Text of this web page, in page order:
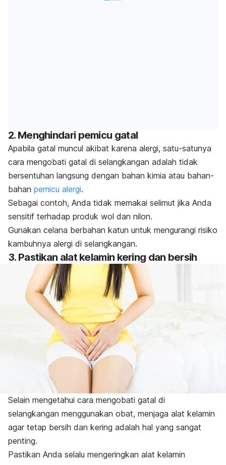
2. Menghindari pemicu gatal
Apabila gatal muncul akibat karena alergi, satu-satunya
cara mengobati gatal di selangkangan adalah tidak
bersentuhan langsung dengan bahan kimia atau bahan-
bahan pemicu alergi.
Sebagai contoh, Anda tidak memakai selimut jika Anda
sensitif terhadap produk wol dan nilon.
Gunakan celana berbahan katun untuk mengurangi risiko
kambuhnya alergi di selangkangan.
3. Pastikan alat kelamin kering dan bersih
Selain mengetahui cara mengobati gatal di
selangkangan menggunakan obat, menjaga alat kelamin
agar tetap bersih dan kering adalah hal yang sangat
penting.
Pastikan Anda selalu mengeringkan alat kelamin